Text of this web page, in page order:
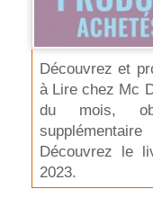
Découvrez et
à Lire chez Mc
du mois,
Découvrez le
2023.